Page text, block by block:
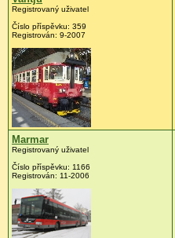
Registrovaný uživatel
Číslo příspěvku: 359
Registrován: 9-2007
Marmar
Registrovaný uživatel
Číslo příspěvku: 1166
Registrován: 11-2006